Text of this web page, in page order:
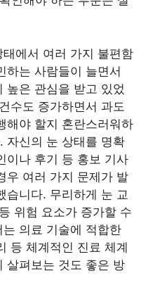
에서 여러 가지 불편함
하는 사람들이 늘면서
높은 관심을 받고 있었
수도 증가하면서 과도
해야 할지 혼란스러워하
자신의 눈 상태를 명확
이나 후기 등 홍보 기사
우 여러 가지 문제가 발
습니다. 무리하게 눈 교
위험 요소가 증가할 수
의료 기술에 적합한
등 체계적인 진료 체계
살펴보는 것도 좋은 방